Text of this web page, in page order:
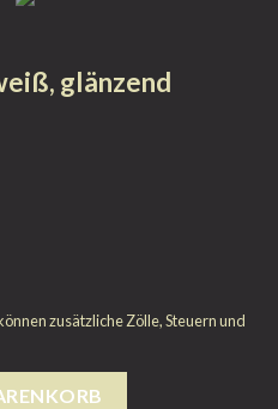
glänzend
zusätzliche Zölle, Steuern und